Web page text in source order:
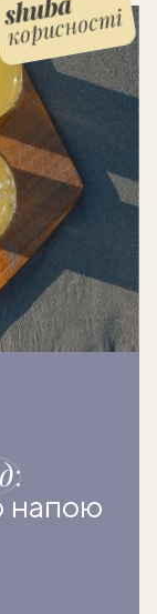
корисності
:
напою